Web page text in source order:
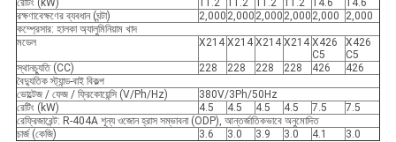
রেটিং (kW)
11.2 11.2 11.2 11.2 14.6
14.6
রক্ষণাবেক্ষণের ব্যবধান (ঘন্টা)
2,000 2,000 2,000 2,000 2,000
2,000
কম্প্রেসার: হালকা অ্যালুমিনিয়াম খাদ
মডেল
X214 X214 X214 X214 X426
C5
X426
C5
স্থানচ্যুতি (CC)
228 228 228 228 426
426
বৈদ্যুতিক স্ট্যান্ড-বাই বিকল্প
ভোল্টেজ / ফেজ / ফ্রিকোয়েন্সি (V/Ph/Hz)
380V/3Ph/50Hz
রেটিং (kW)
4.5 4.5 4.5 4.5 7.5
7.5
রেফ্রিজারেন্ট: R-404A শূন্য ওজোন হ্রাস সম্ভাবনা (ODP), আন্তর্জাতিকভাবে অনুমোদিত
চার্জ (কেজি)
3.6 3.0 3.9 3.0 4.1 3.0